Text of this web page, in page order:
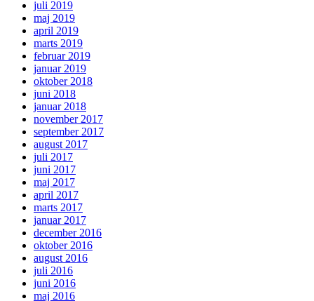
juli 2019
maj 2019
april 2019
marts 2019
februar 2019
januar 2019
oktober 2018
juni 2018
januar 2018
november 2017
september 2017
august 2017
juli 2017
juni 2017
maj 2017
april 2017
marts 2017
januar 2017
december 2016
oktober 2016
august 2016
juli 2016
juni 2016
maj 2016